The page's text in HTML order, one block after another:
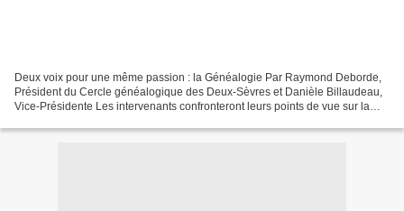
Deux voix pour une même passion : la Généalogie Par Raymond Deborde,
Président du Cercle généalogique des Deux-Sèvres et Danièle Billaudeau,
Vice-Présidente Les intervenants confronteront leurs points de vue sur la